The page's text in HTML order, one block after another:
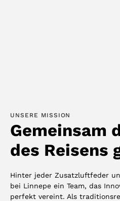
UNSERE MISSION
Gemeinsam
des Reisens
Hinter jeder Zusatzluftfeder
bei Linnepe ein Team, das
perfekt vereint. Als